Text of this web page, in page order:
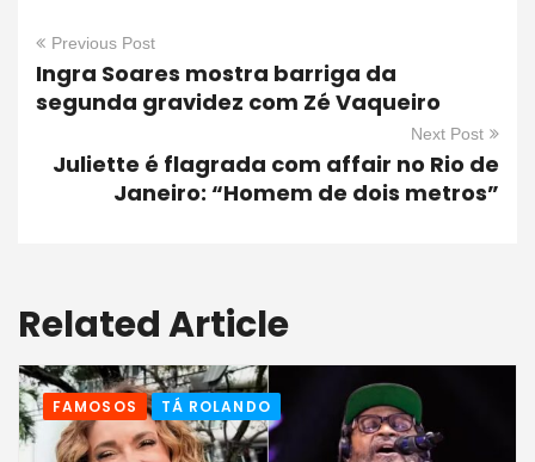
Previous Post
Ingra Soares mostra barriga da
segunda gravidez com Zé Vaqueiro
Next Post
Juliette é flagrada com affair no Rio de
Janeiro: “Homem de dois metros”
Related Article
FAMOSOS TÁ ROLANDO